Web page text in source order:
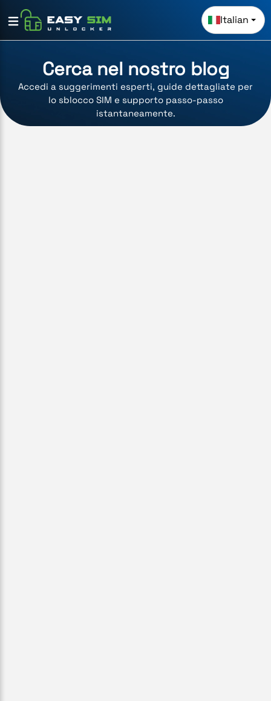
Italian
Cerca nel nostro blog
Accedi a suggerimenti esperti, guide dettagliate per
lo sblocco SIM e supporto passo-passo
istantaneamente.